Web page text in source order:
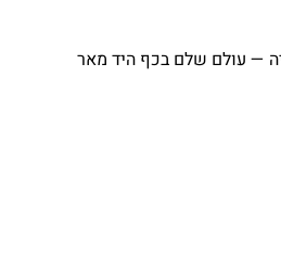
— עולם שלם בכף היד מאר